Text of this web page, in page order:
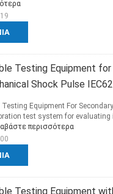
Testing Equipment
Shock Pulse
Equipment For
test system for
περισσότερα
Testing Equipment